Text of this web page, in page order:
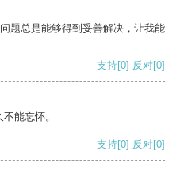
题总是能够得到妥善解决，让我能
支持[0] 反对[0]
能忘怀。
支持[0] 反对[0]